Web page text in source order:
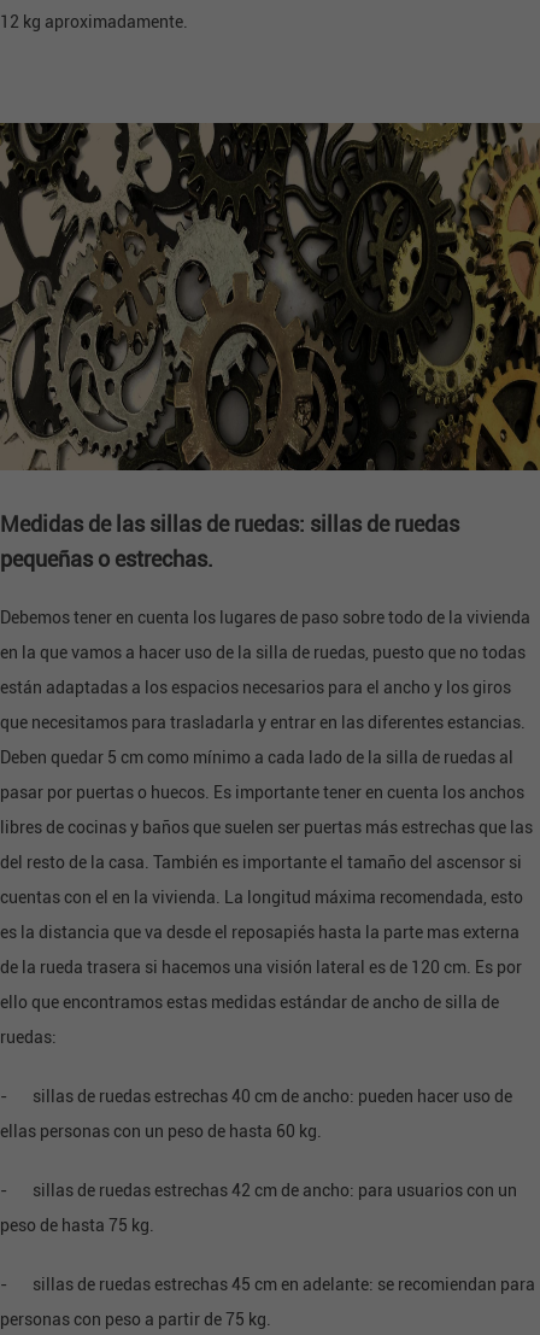
12 kg aproximadamente.
Medidas de las sillas de ruedas: sillas de ruedas
pequeñas o estrechas.
Debemos tener en cuenta los lugares de paso sobre todo de la vivienda
en la que vamos a hacer uso de la silla de ruedas, puesto que no todas
están adaptadas a los espacios necesarios para el ancho y los giros
que necesitamos para trasladarla y entrar en las diferentes estancias.
Deben quedar 5 cm como mínimo a cada lado de la silla de ruedas al
pasar por puertas o huecos. Es importante tener en cuenta los anchos
libres de cocinas y baños que suelen ser puertas más estrechas que las
del resto de la casa. También es importante el tamaño del ascensor si
cuentas con el en la vivienda. La longitud máxima recomendada, esto
es la distancia que va desde el reposapiés hasta la parte mas externa
de la rueda trasera si hacemos una visión lateral es de 120 cm. Es por
ello que encontramos estas medidas estándar de ancho de silla de
ruedas:
- sillas de ruedas estrechas 40 cm de ancho: pueden hacer uso de
ellas personas con un peso de hasta 60 kg.
- sillas de ruedas estrechas 42 cm de ancho: para usuarios con un
peso de hasta 75 kg.
- sillas de ruedas estrechas 45 cm en adelante: se recomiendan para
personas con peso a partir de 75 kg.